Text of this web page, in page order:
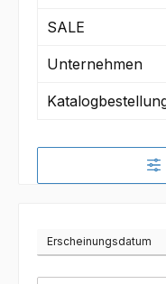
SALE
Unternehmen